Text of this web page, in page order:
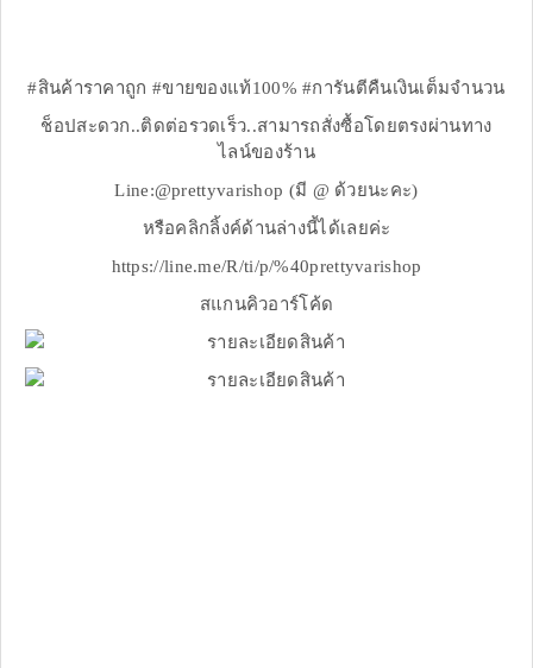
#สินค้าราคาถูก #ขายของแท้100% #การันตีคืนเงินเต็มจำนวน
ช็อปสะดวก..ติดต่อรวดเร็ว..สามารถสั่งซื้อโดยตรงผ่านทาง
ไลน์ของร้าน
Line:@prettyvarishop (มี @ ด้วยนะคะ)
หรือคลิกลิ้งค์ด้านล่างนี้ได้เลยค่ะ
https://line.me/R/ti/p/%40prettyvarishop
สแกนคิวอาร์โค้ด